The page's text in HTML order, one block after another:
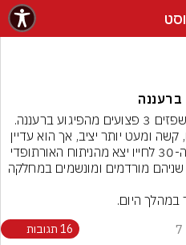
ברעננה
היום.
7 16 תגובות